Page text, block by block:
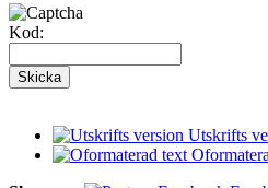
Kod:
Utskrifts